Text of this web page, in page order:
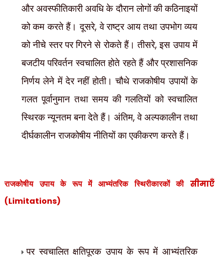
और अवस्फीतिकारी अवधि के दौरान लोगों की कठिनाइयों
को कम करते हैं। दूसरे,वे राष्ट्र आय तथा उपभोग व्यय
को नीचे स्तर पर गिरने से रोकते हैं। तीसरे,इस उपाय में
बजटीय परिवर्तन स्वचालित होते रहते हैं और प्रशासनिक
निर्णय लेने में देर नहीं होती। चौथे राजकोषीय उपायों के
गलत पूर्वानुमान तथा समय की गलतियों को स्वचालित
स्थिरक न्यूनतम बना देते हैं। अंतिम,वे अल्पकालीन तथा
दीर्घकालीन राजकोषीय नीतियों का एकीकरण करते हैं।
राजकोषीय उपाय के रूप में आभ्यंतरिक स्थिरीकारकों कीसीमाएँ
(Limitations)
पर स्वचालित क्षतिपूरक उपाय के रूप में आभ्यंतरिक